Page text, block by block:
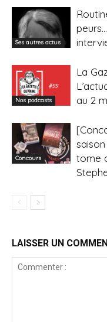
Ses autres actus
Nos podcasts
La
au 2
Concours
tome
LAISSER UN